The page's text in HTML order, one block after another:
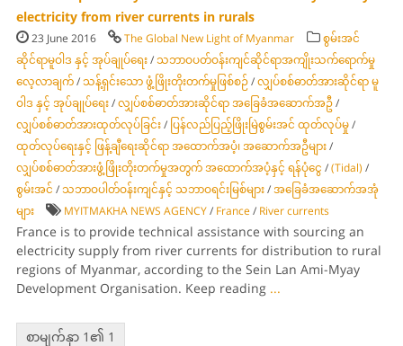
electricity from river currents in rurals
23 June 2016 The Global New Light of Myanmar
စွမ်းအင်
ဆိုင်ရာမူဝါဒ နှင့် အုပ်ချုပ်ရေး/သဘာဝပတ်ဝန်းကျင်ဆိုင်ရာအကျိုးသက်ရောက်မှု
လေ့လာချက်/သန့်ရှင်းသော ဖွံ့ဖြိုးတိုးတက်မှုဖြစ်စဉ်/လျှပ်စစ်ဓာတ်အားဆိုင်ရာ မူ
ဝါဒ နှင့် အုပ်ချုပ်ရေး/လျှပ်စစ်ဓာတ်အားဆိုင်ရာ အခြေခံအဆောက်အဦ/
လျှပ်စစ်ဓာတ်အားထုတ်လုပ်ခြင်း/ ပြန်လည်ပြည့်ဖြိုးမြဲစွမ်းအင် ထုတ်လုပ်မှု/
ထုတ်လုပ်ရေးနှင့် ဖြန့်ချီရေးဆိုင်ရာ အထောက်အပံ့၊ အဆောက်အဦများ/
လျှပ်စစ်ဓာတ်အားဖွံ့ဖြိုးတိုးတက်မှုအတွက် အထောက်အပံ့နှင့် ရန်ပုံငွေ /(Tidal) /
စွမ်းအင် /သဘာဝပါတ်ဝန်းကျင်နှင့် သဘာဝရင်းမြစ်များ/အခြေခံအဆောက်အအုံ
များ
MYITMAKHA NEWS AGENCY/ France/ River currents
France is to provide technical assistance with sourcing an
electricity supply from river currents for distribution to rural
regions of Myanmar, according to the Sein Lan Ami-Myay
Development Organisation. Keep reading ...
စာမျက်နှာ 1၏ 1